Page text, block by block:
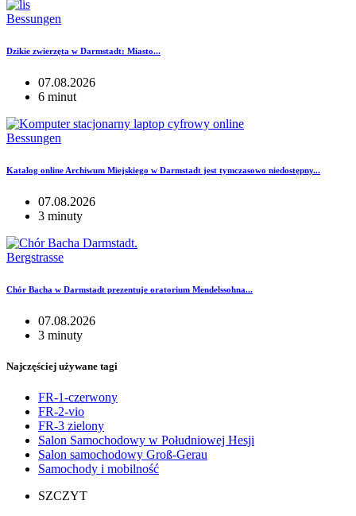
Bessungen
Dzikie zwierzęta w Darmstadt: Miasto...
07.08.2026
6 minut
Bessungen
Katalog online Archiwum Miejskiego w Darmstadt jest tymczasowo niedostępny...
07.08.2026
3 minuty
Bergstrasse
Chór Bacha w Darmstadt prezentuje oratorium Mendelssohna...
07.08.2026
3 minuty
Najczęściej używane tagi
FR-1-czerwony
FR-2-vio
FR-3 zielony
Salon Samochodowy w Południowej Hesji
Salon samochodowy Groß-Gerau
Samochody i mobilność
SZCZYT